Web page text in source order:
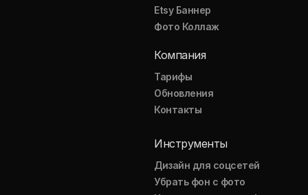
Etsy Баннер
Фото Коллаж
Компания
Тарифы
Обновления
Контакты
Инструменты
Дизайн для соцсетей
Убрать фон с фото